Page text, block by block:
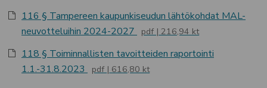
116 § Tampereen kaupunkiseudun lähtökohdat MAL-
neuvotteluihin 2024-2027
pdf 216,94 kt
118 § Toiminnallisten tavoitteiden raportointi
1.1.-31.8.2023
pdf 616,80 kt